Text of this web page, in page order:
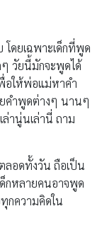
โดยเฉพาะเด็กที่พูด
ๆ วัยนี้มักจะพูดได้
อให้พ่อแม่หาคำ
คำพูดต่างๆ นานๆ
ล่านู่นเล่านี่ ถาม
ลอดทั้งวัน ถือเป็น
กหลายคนอาจพูด
กความคิดใน